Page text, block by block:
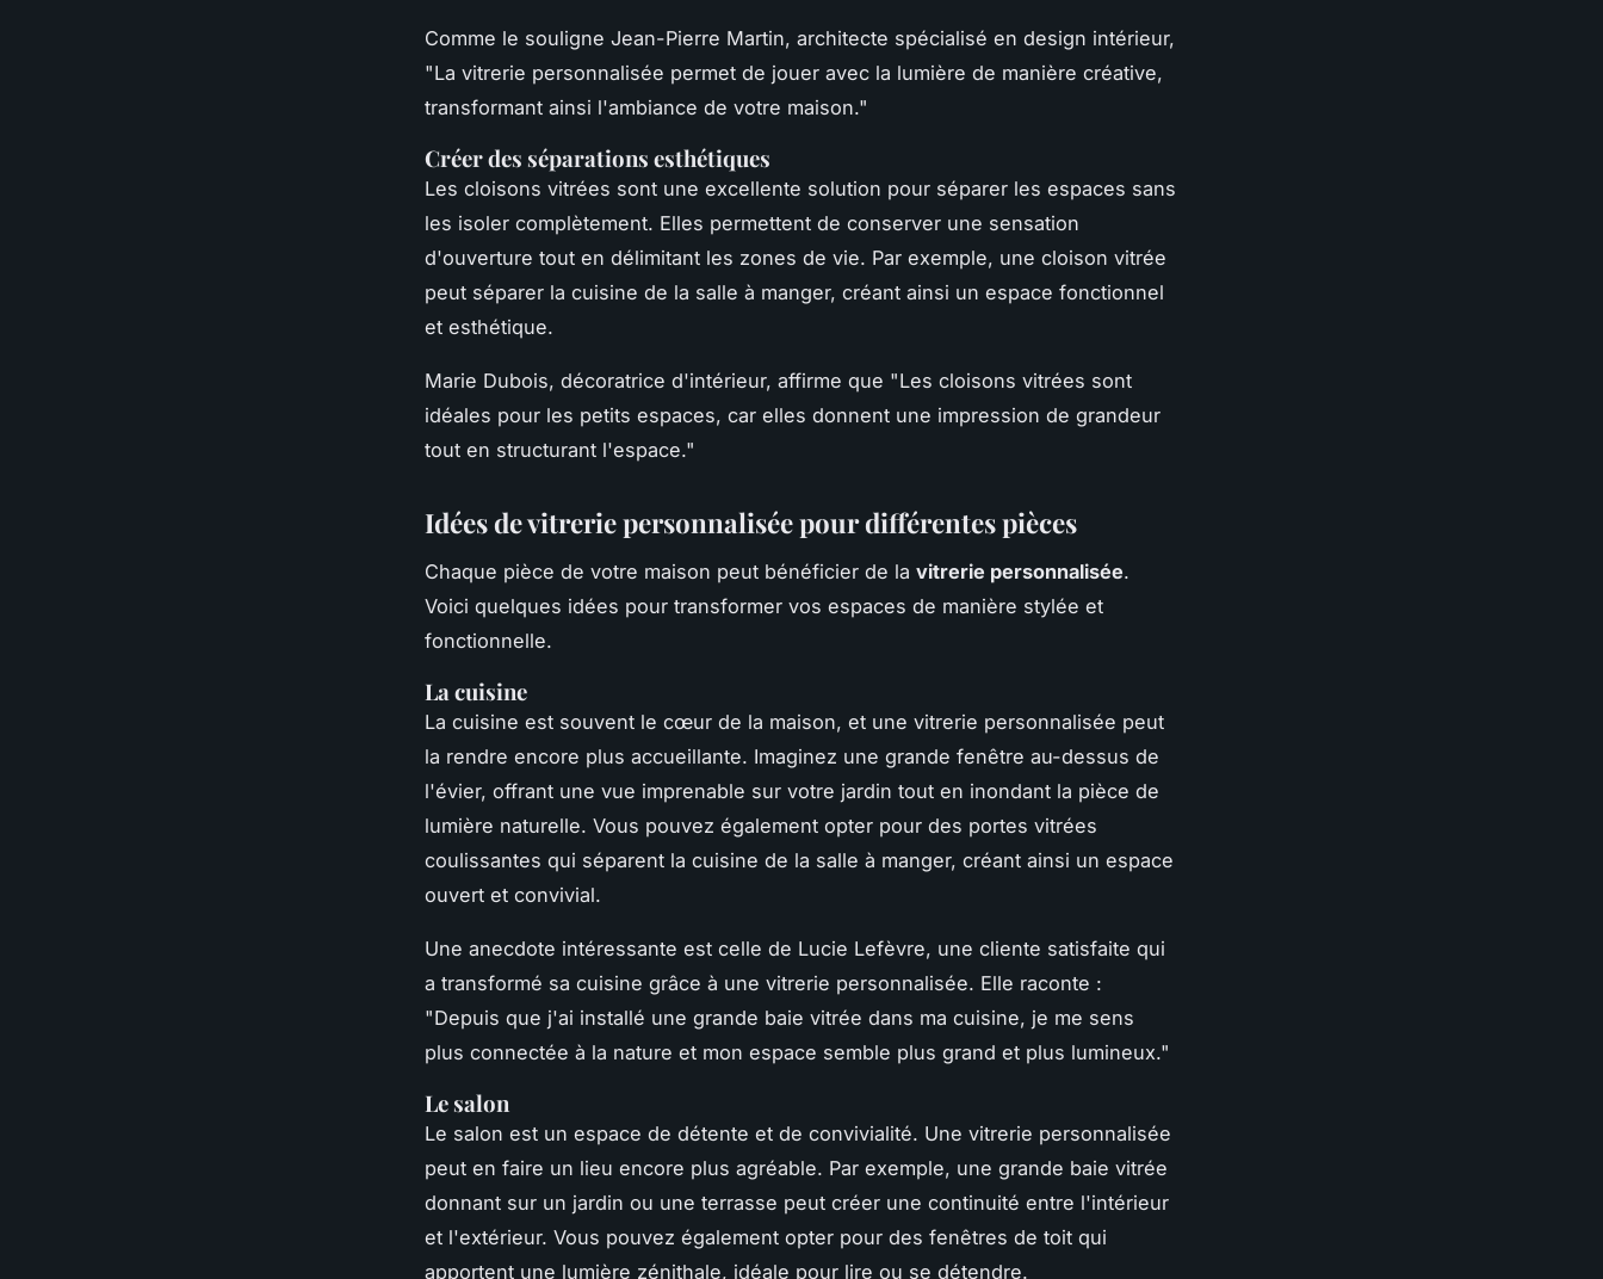
Comme le souligne Jean-Pierre Martin, architecte spécialisé en design intérieur,
"La vitrerie personnalisée permet de jouer avec la lumière de manière créative,
transformant ainsi l'ambiance de votre maison."
Créer des séparations esthétiques
Les cloisons vitrées sont une excellente solution pour séparer les espaces sans
les isoler complètement. Elles permettent de conserver une sensation
d'ouverture tout en délimitant les zones de vie. Par exemple, une cloison vitrée
peut séparer la cuisine de la salle à manger, créant ainsi un espace fonctionnel
et esthétique.
Marie Dubois, décoratrice d'intérieur, affirme que "Les cloisons vitrées sont
idéales pour les petits espaces, car elles donnent une impression de grandeur
tout en structurant l'espace."
Idées de vitrerie personnalisée pour différentes pièces
Chaque pièce de votre maison peut bénéficier de la vitrerie personnalisée.
Voici quelques idées pour transformer vos espaces de manière stylée et
fonctionnelle.
La cuisine
La cuisine est souvent le cœur de la maison, et une vitrerie personnalisée peut
la rendre encore plus accueillante. Imaginez une grande fenêtre au-dessus de
l'évier, offrant une vue imprenable sur votre jardin tout en inondant la pièce de
lumière naturelle. Vous pouvez également opter pour des portes vitrées
coulissantes qui séparent la cuisine de la salle à manger, créant ainsi un espace
ouvert et convivial.
Une anecdote intéressante est celle de Lucie Lefèvre, une cliente satisfaite qui
a transformé sa cuisine grâce à une vitrerie personnalisée. Elle raconte :
"Depuis que j'ai installé une grande baie vitrée dans ma cuisine, je me sens
plus connectée à la nature et mon espace semble plus grand et plus lumineux."
Le salon
Le salon est un espace de détente et de convivialité. Une vitrerie personnalisée
peut en faire un lieu encore plus agréable. Par exemple, une grande baie vitrée
donnant sur un jardin ou une terrasse peut créer une continuité entre l'intérieur
et l'extérieur. Vous pouvez également opter pour des fenêtres de toit qui
apportent une lumière zénithale, idéale pour lire ou se détendre.